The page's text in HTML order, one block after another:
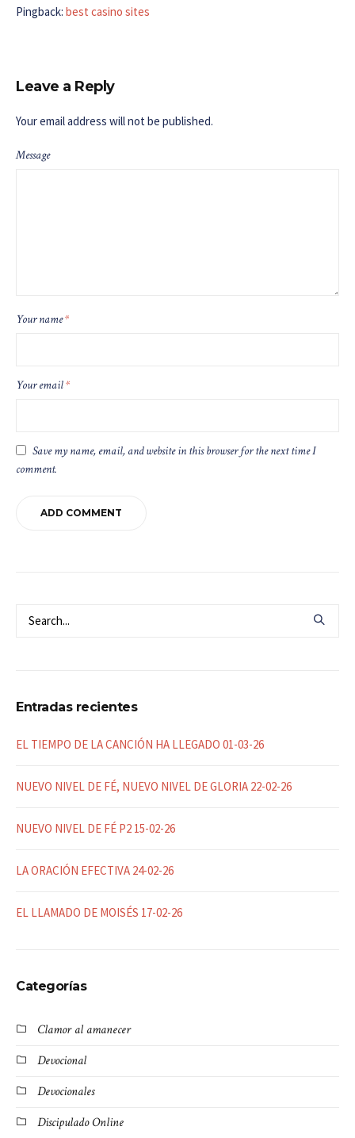
Pingback: best casino sites
Leave a Reply
Your email address will not be published.
Message
Your name*
Your email*
Save my name, email, and website in this browser for the next time I
comment.
Entradas recientes
EL TIEMPO DE LA CANCIÓN HA LLEGADO 01-03-26
NUEVO NIVEL DE FÉ, NUEVO NIVEL DE GLORIA 22-02-26
NUEVO NIVEL DE FÉ P2 15-02-26
LA ORACIÓN EFECTIVA 24-02-26
EL LLAMADO DE MOISÉS 17-02-26
Categorías
Clamor al amanecer
Devocional
Devocionales
Discipulado Online